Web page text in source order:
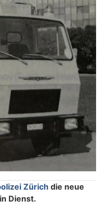
Zürich die neue
Dienst.